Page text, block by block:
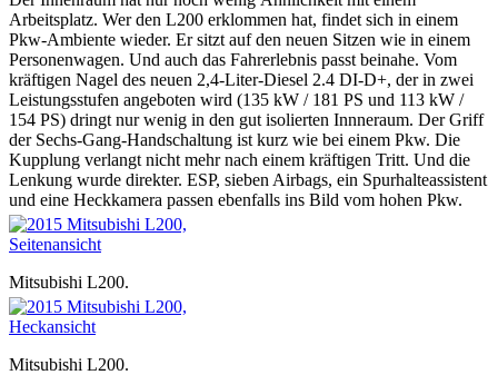
Arbeitsplatz. Wer den L200 erklommen hat, findet sich in einem
Pkw-Ambiente wieder. Er sitzt auf den neuen Sitzen wie in einem
Personenwagen. Und auch das Fahrerlebnis passt beinahe. Vom
kräftigen Nagel des neuen 2,4-Liter-Diesel 2.4 DI-D+, der in zwei
Leistungsstufen angeboten wird (135 kW / 181 PS und 113 kW /
154 PS) dringt nur wenig in den gut isolierten Innneraum. Der Griff
der Sechs-Gang-Handschaltung ist kurz wie bei einem Pkw. Die
Kupplung verlangt nicht mehr nach einem kräftigen Tritt. Und die
Lenkung wurde direkter. ESP, sieben Airbags, ein Spurhalteassistent
und eine Heckkamera passen ebenfalls ins Bild vom hohen Pkw.
Mitsubishi L200.
Mitsubishi L200.